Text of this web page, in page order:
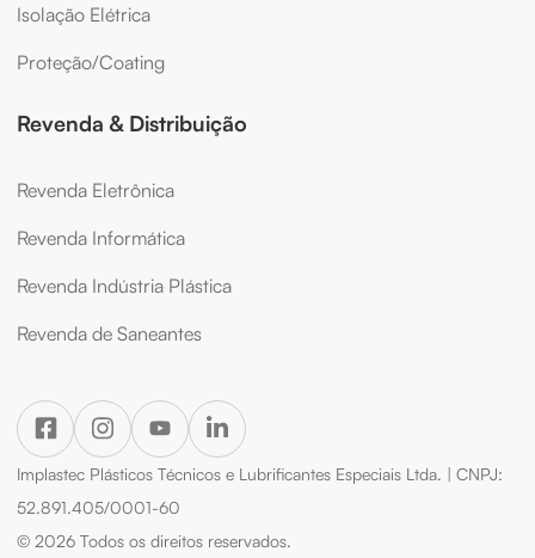
Isolação Elétrica
Proteção/Coating
Revenda & Distribuição
Revenda Eletrônica
Revenda Informática
Revenda Indústria Plástica
Revenda de Saneantes
Implastec Plásticos Técnicos e Lubrificantes Especiais Ltda. | CNPJ:
52.891.405/0001-60
© 2026 Todos os direitos reservados.